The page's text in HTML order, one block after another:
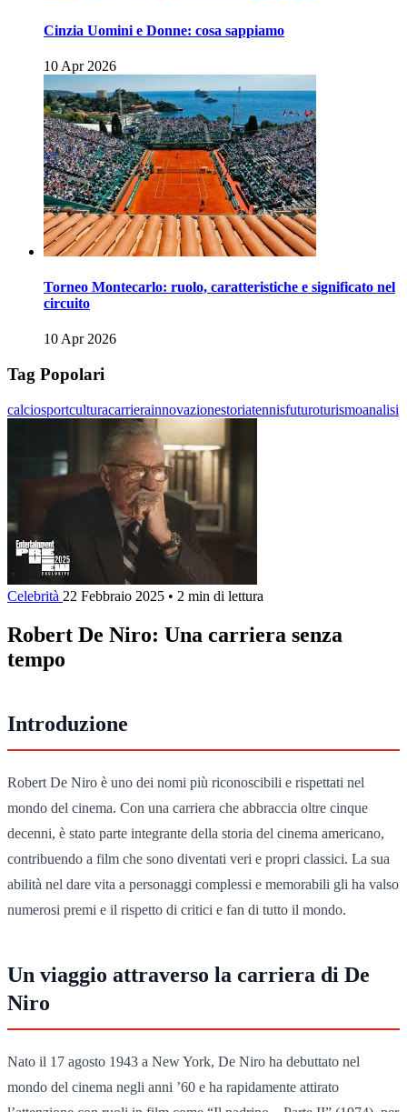
Cinzia Uomini e Donne: cosa sappiamo
10 Apr 2026
Torneo Montecarlo: ruolo, caratteristiche e significato nel
circuito
10 Apr 2026
Tag Popolari
calciosportculturacarrierainnovazionestoriatennisfuturoturismoanalisi
Celebrità 22 Febbraio 2025 • 2 min di lettura
Robert De Niro: Una carriera senza
tempo
Introduzione
Robert De Niro è uno dei nomi più riconoscibili e rispettati nel
mondo del cinema. Con una carriera che abbraccia oltre cinque
decenni, è stato parte integrante della storia del cinema americano,
contribuendo a film che sono diventati veri e propri classici. La sua
abilità nel dare vita a personaggi complessi e memorabili gli ha valso
numerosi premi e il rispetto di critici e fan di tutto il mondo.
Un viaggio attraverso la carriera di De
Niro
Nato il 17 agosto 1943 a New York, De Niro ha debuttato nel
mondo del cinema negli anni ’60 e ha rapidamente attirato